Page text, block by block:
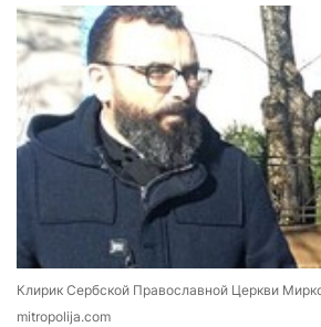
Клирик Сербской Православной Церкви
mitropolija.com